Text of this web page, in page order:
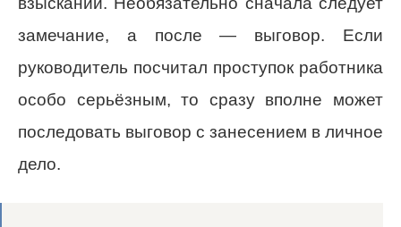
замечание, а после — выговор. Если
руководитель посчитал проступок работника
особо серьёзным, то сразу вполне может
последовать выговор с занесением в личное
дело.